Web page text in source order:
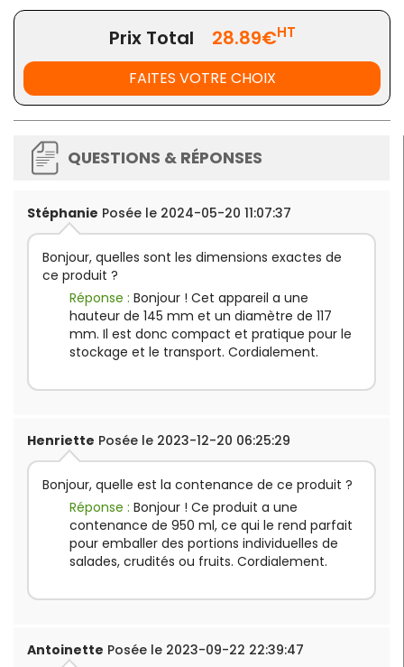
Prix Total 28.89€HT
FAITES VOTRE CHOIX
QUESTIONS & RÉPONSES
Stéphanie Posée le 2024-05-20 11:07:37
Bonjour, quelles sont les dimensions exactes de
ce produit ?
Réponse : Bonjour ! Cet appareil a une
hauteur de 145 mm et un diamètre de 117
mm. Il est donc compact et pratique pour le
stockage et le transport. Cordialement.
Henriette Posée le 2023-12-20 06:25:29
Bonjour, quelle est la contenance de ce produit ?
Réponse : Bonjour ! Ce produit a une
contenance de 950 ml, ce qui le rend parfait
pour emballer des portions individuelles de
salades, crudités ou fruits. Cordialement.
Antoinette Posée le 2023-09-22 22:39:47